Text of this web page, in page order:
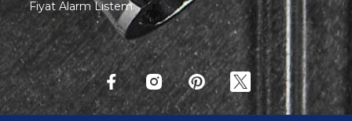
Fiyat Alarm Listem